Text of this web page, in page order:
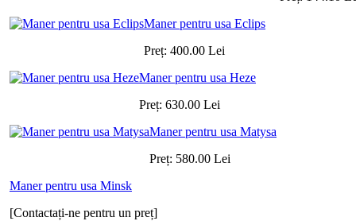
Maner pentru usa Eclips
Preț: 400.00 Lei
Maner pentru usa Heze
Preț: 630.00 Lei
Maner pentru usa Matysa
Preț: 580.00 Lei
Maner pentru usa Minsk
[Contactați-ne pentru un preț]